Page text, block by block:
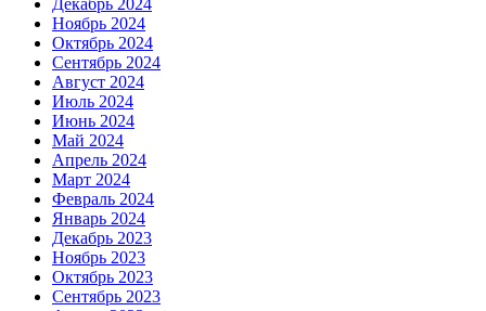
Декабрь 2024
Ноябрь 2024
Октябрь 2024
Сентябрь 2024
Август 2024
Июль 2024
Июнь 2024
Май 2024
Апрель 2024
Март 2024
Февраль 2024
Январь 2024
Декабрь 2023
Ноябрь 2023
Октябрь 2023
Сентябрь 2023